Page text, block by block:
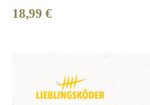
Regulärer Preis:
18,99 €